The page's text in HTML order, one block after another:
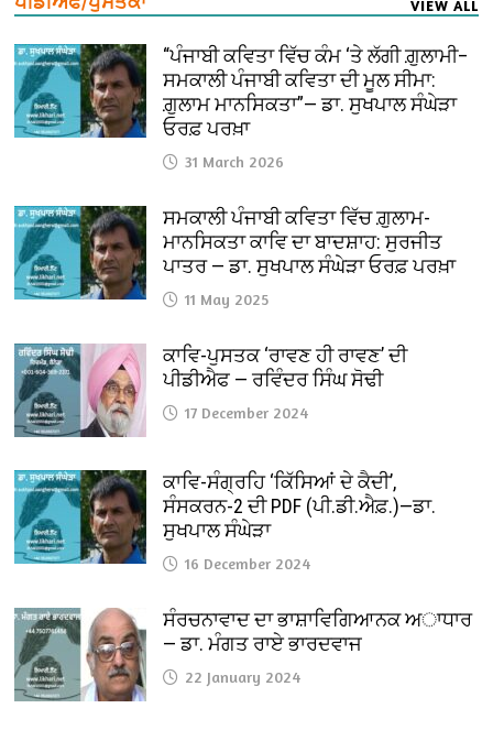
VIEW ALL
“ਪੰਜਾਬੀ ਕਵਿਤਾ ਵਿੱਚ ਕੰਮ ‘ਤੇ ਲੱਗੀ ਗ਼ੁਲਾਮੀ–
ਸਮਕਾਲੀ ਪੰਜਾਬੀ ਕਵਿਤਾ ਦੀ ਮੂਲ ਸੀਮਾ:
ਗ਼ੁਲਾਮ ਮਾਨਸਿਕਤਾ”— ਡਾ. ਸੁਖਪਾਲ ਸੰਘੇੜਾ
ਓਰਫ਼ ਪਰਖ਼ਾ
31 March 2026
ਸਮਕਾਲੀ ਪੰਜਾਬੀ ਕਵਿਤਾ ਵਿੱਚ ਗ਼ੁਲਾਮ-
ਮਾਨਸਿਕਤਾ ਕਾਵਿ ਦਾ ਬਾਦਸ਼ਾਹ: ਸੁਰਜੀਤ
ਪਾਤਰ — ਡਾ. ਸੁਖਪਾਲ ਸੰਘੇੜਾ ਓਰਫ਼ ਪਰਖ਼ਾ
11 May 2025
ਕਾਵਿ-ਪੁਸਤਕ ‘ਰਾਵਣ ਹੀ ਰਾਵਣ’ ਦੀ
ਪੀਡੀਐਫ — ਰਵਿੰਦਰ ਸਿੰਘ ਸੋਢੀ
17 December 2024
ਕਾਵਿ-ਸੰਗ੍ਰਹਿ ‘ਕਿੱਸਿਆਂ ਦੇ ਕੈਦੀ’,
ਸੰਸਕਰਨ-2 ਦੀ PDF (ਪੀ.ਡੀ.ਐਫ਼.)—ਡਾ.
ਸੁਖਪਾਲ ਸੰਘੇੜਾ
16 December 2024
ਸੰਰਚਨਾਵਾਦ ਦਾ ਭਾਸ਼ਾਵਿਗਿਆਨਕ ਅਾਧਾਰ
— ਡਾ. ਮੰਗਤ ਰਾਏ ਭਾਰਦਵਾਜ
22 January 2024